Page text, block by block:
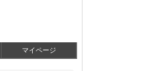
マイページ